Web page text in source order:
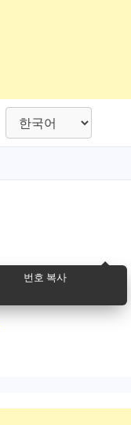
번호 복사